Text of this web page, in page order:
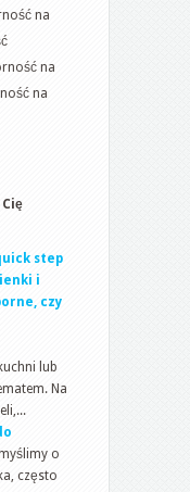
na
na
na
step
i
czy
lub
Na
o
często